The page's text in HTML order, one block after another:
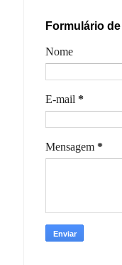
Formulário
Nome
E-mail *
Mensagem *